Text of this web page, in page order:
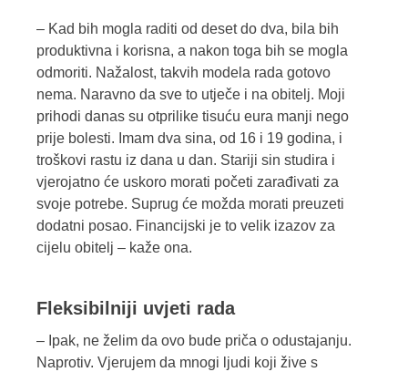
– Kad bih mogla raditi od deset do dva, bila bih
produktivna i korisna, a nakon toga bih se mogla
odmoriti. Nažalost, takvih modela rada gotovo
nema. Naravno da sve to utječe i na obitelj. Moji
prihodi danas su otprilike tisuću eura manji nego
prije bolesti. Imam dva sina, od 16 i 19 godina, i
troškovi rastu iz dana u dan. Stariji sin studira i
vjerojatno će uskoro morati početi zarađivati za
svoje potrebe. Suprug će možda morati preuzeti
dodatni posao. Financijski je to velik izazov za
cijelu obitelj – kaže ona.
Fleksibilniji uvjeti rada
– Ipak, ne želim da ovo bude priča o odustajanju.
Naprotiv. Vjerujem da mnogi ljudi koji žive s